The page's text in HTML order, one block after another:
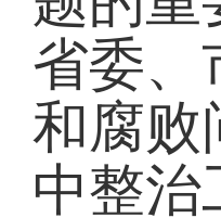
省委、
和腐败
中整治